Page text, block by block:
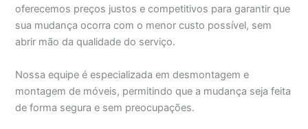
oferecemos preços justos e competitivos para garantir que
sua mudança ocorra com o menor custo possível, sem
abrir mão da qualidade do serviço.
Nossa equipe é especializada em desmontagem e
montagem de móveis, permitindo que a mudança seja feita
de forma segura e sem preocupações.